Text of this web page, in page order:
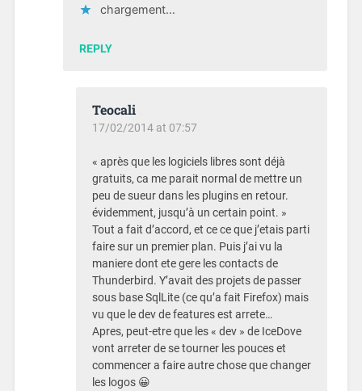
chargement…
REPLY
Teocali
17/02/2014 at 07:57
« après que les logiciels libres sont déjà
gratuits, ca me parait normal de mettre un
peu de sueur dans les plugins en retour.
évidemment, jusqu’à un certain point. »
Tout a fait d’accord, et ce ce que j’etais parti
faire sur un premier plan. Puis j’ai vu la
maniere dont ete gere les contacts de
Thunderbird. Y’avait des projets de passer
sous base SqlLite (ce qu’a fait Firefox) mais
vu que le dev de features est arrete…
Apres, peut-etre que les « dev » de IceDove
vont arreter de se tourner les pouces et
commencer a faire autre chose que changer
les logos 😀